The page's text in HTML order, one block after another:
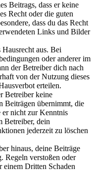
Beitrags, dass er keine
Recht oder die guten
dass du das Recht
Links und Bilder
aus. Bei
oder anderer im
der Betreiber dich nach
von der Nutzung dieses
erteilen.
Betreiber keine
Beiträgen übernimmt, die
er nicht zur Kenntnis
Betreiber, dein
jederzeit zu löschen
hinaus, deine Beiträge
Regeln verstoßen oder
einem Dritten Schaden